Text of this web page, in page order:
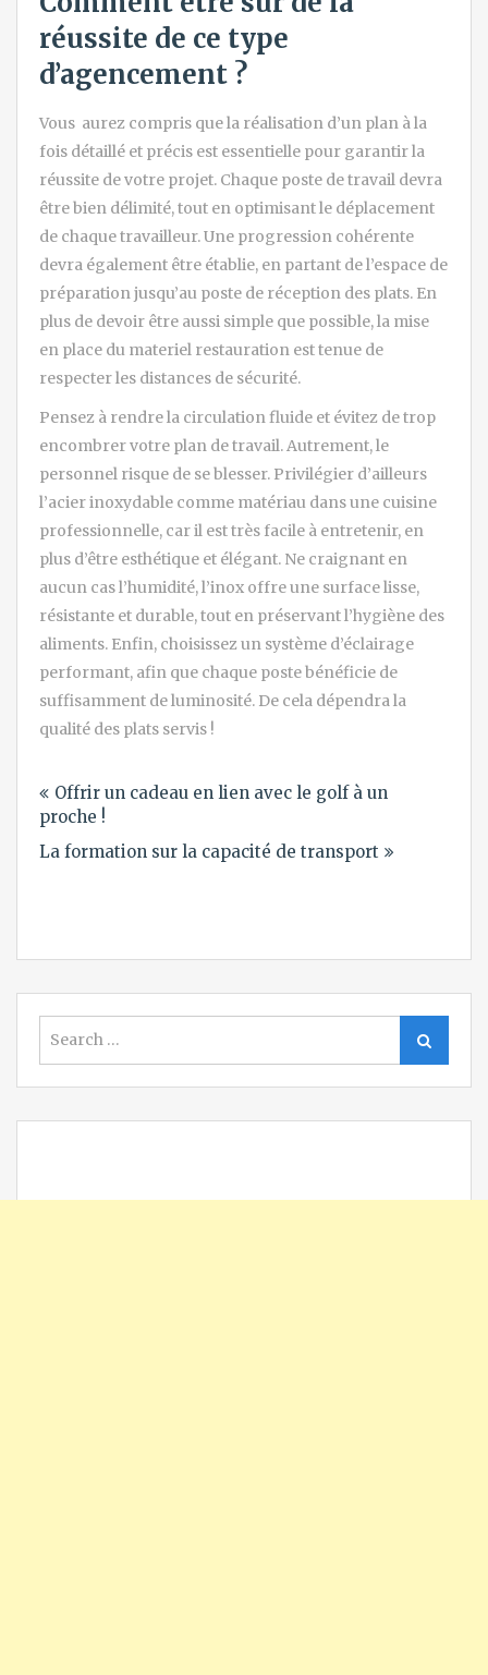
réussite de ce type
d’agencement ?
Vous aurez compris que la réalisation d’un plan à la
fois détaillé et précis est essentielle pour garantir la
réussite de votre projet. Chaque poste de travail devra
être bien délimité, tout en optimisant le déplacement
de chaque travailleur. Une progression cohérente
devra également être établie, en partant de l’espace de
préparation jusqu’au poste de réception des plats. En
plus de devoir être aussi simple que possible, la mise
en place du materiel restauration est tenue de
respecter les distances de sécurité.
Pensez à rendre la circulation fluide et évitez de trop
encombrer votre plan de travail. Autrement, le
personnel risque de se blesser. Privilégier d’ailleurs
l’acier inoxydable comme matériau dans une cuisine
professionnelle, car il est très facile à entretenir, en
plus d’être esthétique et élégant. Ne craignant en
aucun cas l’humidité, l’inox offre une surface lisse,
résistante et durable, tout en préservant l’hygiène des
aliments. Enfin, choisissez un système d’éclairage
performant, afin que chaque poste bénéficie de
suffisamment de luminosité. De cela dépendra la
qualité des plats servis !
de
l’article
Offrir un cadeau en lien avec le golf à un
proche !
La formation sur la capacité de transport
for:
Search